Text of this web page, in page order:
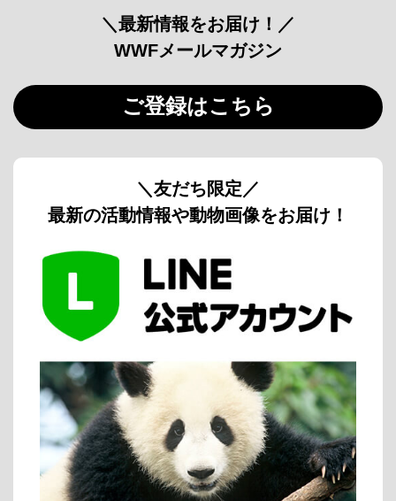
＼最新情報をお届け！／
WWFメールマガジン
ご登録はこちら
＼友だち限定／
最新の活動情報や動物画像をお届け！